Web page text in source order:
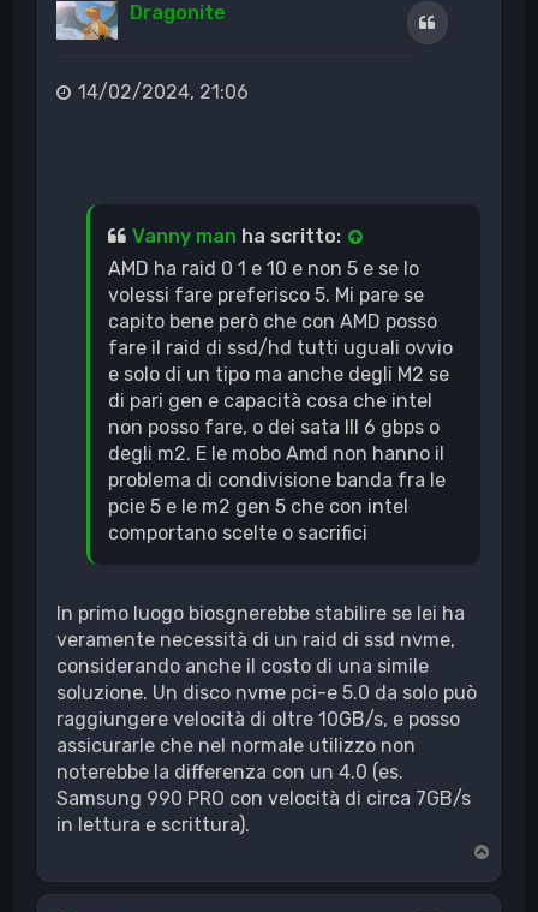
Dragonite
Cita
14/02/2024, 21:06
Vanny man ha scritto:
AMD ha raid 0 1 e 10 e non 5 e se lo
volessi fare preferisco 5. Mi pare se
capito bene però che con AMD posso
fare il raid di ssd/hd tutti uguali ovvio
e solo di un tipo ma anche degli M2 se
di pari gen e capacità cosa che intel
non posso fare, o dei sata III 6 gbps o
degli m2. E le mobo Amd non hanno il
problema di condivisione banda fra le
pcie 5 e le m2 gen 5 che con intel
comportano scelte o sacrifici
In primo luogo biosgnerebbe stabilire se lei ha
veramente necessità di un raid di ssd nvme,
considerando anche il costo di una simile
soluzione. Un disco nvme pci-e 5.0 da solo può
raggiungere velocità di oltre 10GB/s, e posso
assicurarle che nel normale utilizzo non
noterebbe la differenza con un 4.0 (es.
Samsung 990 PRO con velocità di circa 7GB/s
in lettura e scrittura).
o
p